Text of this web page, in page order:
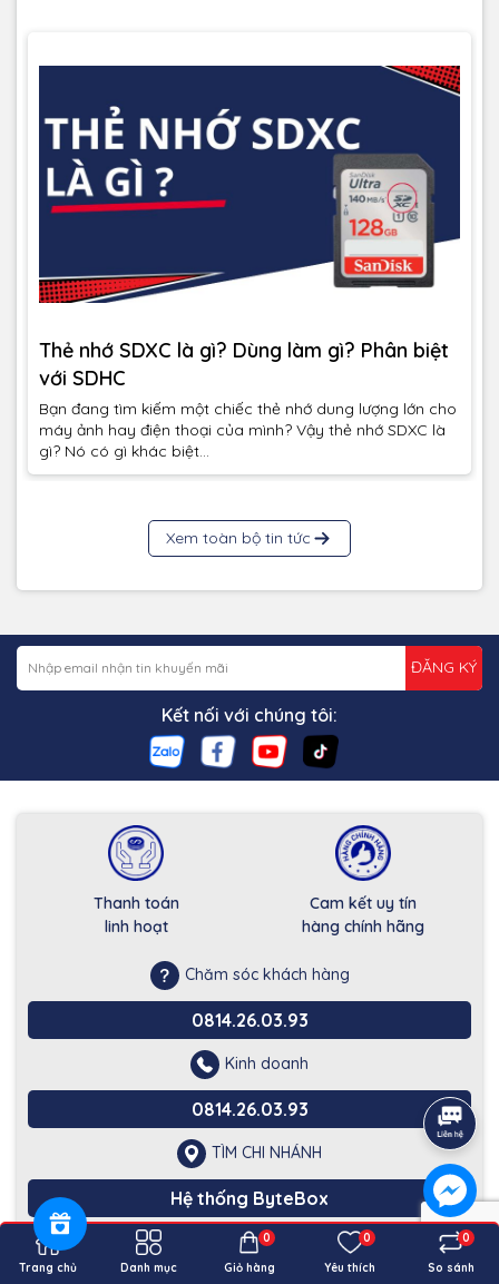
Thẻ nhớ SDXC là gì? Dùng làm gì? Phân biệt
với SDHC
Bạn đang tìm kiếm một chiếc thẻ nhớ dung lượng lớn cho
máy ảnh hay điện thoại của mình? Vậy thẻ nhớ SDXC là
gì? Nó có gì khác biệt...
Xem toàn bộ tin tức
ĐĂNG KÝ
Kết nối với chúng tôi:
Thanh toán
linh hoạt
Cam kết uy tín
hàng chính hãng
Chăm sóc khách hàng
0814.26.03.93
Kinh doanh
0814.26.03.93
TÌM CHI NHÁNH
Hệ thống ByteBox
Trang chủ Danh mục Giỏ hàng
0
Yêu thích
0
So sánh
0